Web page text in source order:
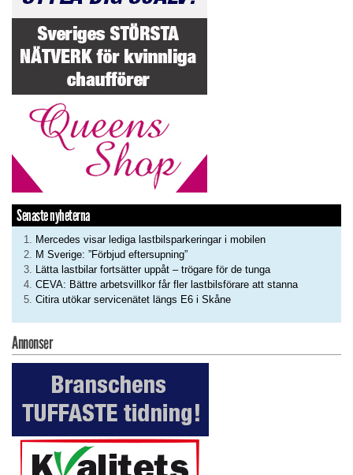
Senaste nyheterna
Mercedes visar lediga lastbilsparkeringar i mobilen
M Sverige: ”Förbjud eftersupning”
Lätta lastbilar fortsätter uppåt – trögare för de tunga
CEVA: Bättre arbetsvillkor får fler lastbilsförare att stanna
Citira utökar servicenätet längs E6 i Skåne
Annonser